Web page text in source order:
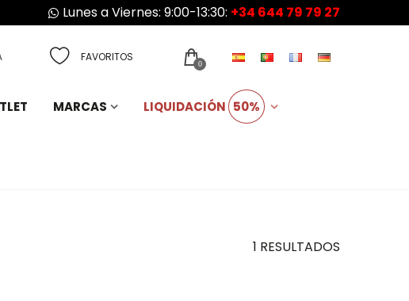
Lunes a Viernes: 9:00-13:30: +34 644 79 79 27
FAVORITOS 0
MARCAS LIQUIDACIÓN 50%
1 RESULTADOS